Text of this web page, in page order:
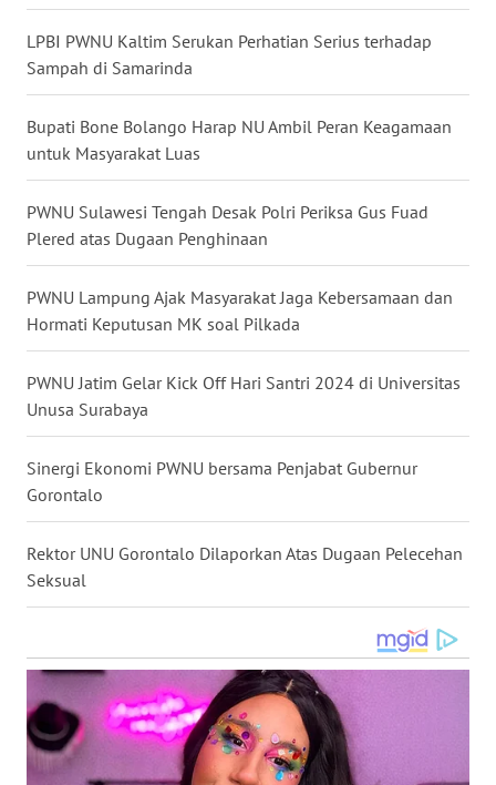
LPBI PWNU Kaltim Serukan Perhatian Serius terhadap
Sampah di Samarinda
Bupati Bone Bolango Harap NU Ambil Peran Keagamaan
untuk Masyarakat Luas
PWNU Sulawesi Tengah Desak Polri Periksa Gus Fuad
Plered atas Dugaan Penghinaan
PWNU Lampung Ajak Masyarakat Jaga Kebersamaan dan
Hormati Keputusan MK soal Pilkada
PWNU Jatim Gelar Kick Off Hari Santri 2024 di Universitas
Unusa Surabaya
Sinergi Ekonomi PWNU bersama Penjabat Gubernur
Gorontalo
Rektor UNU Gorontalo Dilaporkan Atas Dugaan Pelecehan
Seksual
SUMSEL
WN
BENGKULU
WN
LAMPUNG
WN
WN
NUSANTARA
JOGJA
WN
JATIM
WN
BALI
KALBAR
WN
KALTENG